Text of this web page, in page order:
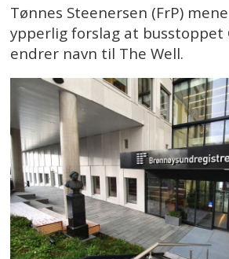
Tønnes Steenersen (FrP)
ypperlig forslag at busstoppet
endrer navn til The Well.